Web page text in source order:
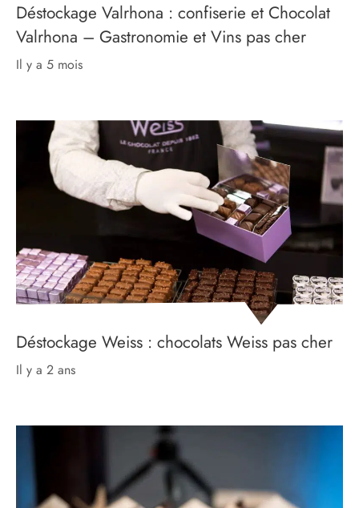
Déstockage Valrhona : confiserie et Chocolat
Valrhona – Gastronomie et Vins pas cher
il y a 5 mois
Déstockage Weiss : chocolats Weiss pas cher
il y a 2 ans